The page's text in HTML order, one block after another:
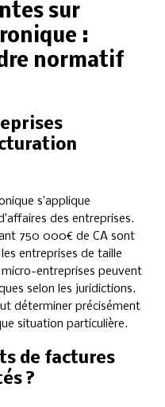
sur
:
normatif
s’applique
des entreprises.
750 000€ de CA sont
entreprises de taille
entreprises peuvent
selon les juridictions.
déterminer précisément
situation particulière.
de factures
?